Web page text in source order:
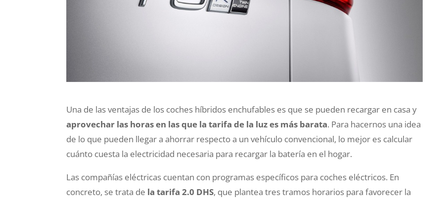
Una de las ventajas de los coches híbridos enchufables es que se pueden recargar en casa y
aprovechar las horas en las que la tarifa de la luz es más barata. Para hacernos una idea
de lo que pueden llegar a ahorrar respecto a un vehículo convencional, lo mejor es calcular
cuánto cuesta la electricidad necesaria para recargar la batería en el hogar.
Las compañías eléctricas cuentan con programas específicos para coches eléctricos. En
concreto, se trata de la tarifa 2.0 DHS, que plantea tres tramos horarios para favorecer la